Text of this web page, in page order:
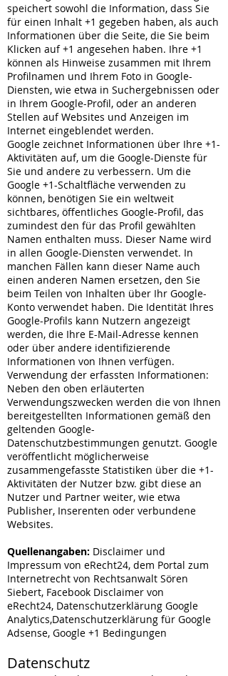
speichert sowohl die Information, dass Sie
für einen Inhalt +1 gegeben haben, als auch
Informationen über die Seite, die Sie beim
Klicken auf +1 angesehen haben. Ihre +1
können als Hinweise zusammen mit Ihrem
Profilnamen und Ihrem Foto in Google-
Diensten, wie etwa in Suchergebnissen oder
in Ihrem Google-Profil, oder an anderen
Stellen auf Websites und Anzeigen im
Internet eingeblendet werden.
Google zeichnet Informationen über Ihre +1-
Aktivitäten auf, um die Google-Dienste für
Sie und andere zu verbessern. Um die
Google +1-Schaltfläche verwenden zu
können, benötigen Sie ein weltweit
sichtbares, öffentliches Google-Profil, das
zumindest den für das Profil gewählten
Namen enthalten muss. Dieser Name wird
in allen Google-Diensten verwendet. In
manchen Fällen kann dieser Name auch
einen anderen Namen ersetzen, den Sie
beim Teilen von Inhalten über Ihr Google-
Konto verwendet haben. Die Identität Ihres
Google-Profils kann Nutzern angezeigt
werden, die Ihre E-Mail-Adresse kennen
oder über andere identifizierende
Informationen von Ihnen verfügen.
Verwendung der erfassten Informationen:
Neben den oben erläuterten
Verwendungszwecken werden die von Ihnen
bereitgestellten Informationen gemäß den
geltenden Google-
Datenschutzbestimmungen genutzt. Google
veröffentlicht möglicherweise
zusammengefasste Statistiken über die +1-
Aktivitäten der Nutzer bzw. gibt diese an
Nutzer und Partner weiter, wie etwa
Publisher, Inserenten oder verbundene
Websites.
Quellenangaben: Disclaimer und
Impressum von eRecht24, dem Portal zum
Internetrecht von Rechtsanwalt Sören
Siebert, Facebook Disclaimer von
eRecht24, Datenschutzerklärung Google
Analytics,Datenschutzerklärung für Google
Adsense, Google +1 Bedingungen
Datenschutz